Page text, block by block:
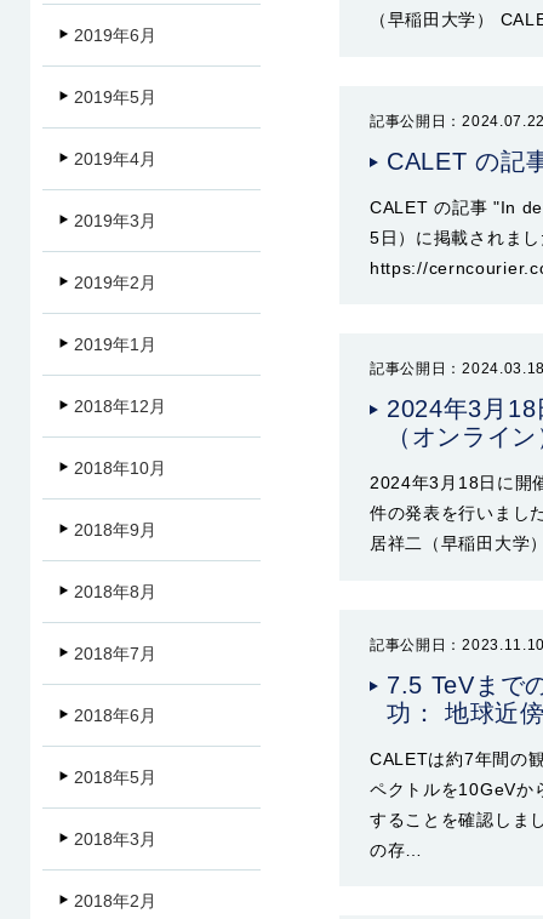
（早稲田大学）
記事公開日：
CALET の記
CALET の記事 "In
5日）に掲載されま
https://
記事公開日：
2024年3月
（オンライ
2024年3月18日に開
件の発表を行いまし
居祥二（早稲田大学
記事公開日：
7.5 TeVまで
功： 地球近
CALETは約7年間の
ペクトルを10GeVか
することを確認しま
の存…
2019年6月
2019年5月
2019年4月
2019年3月
2019年2月
2019年1月
2018年12月
2018年10月
2018年9月
2018年8月
2018年7月
2018年6月
2018年5月
2018年3月
2018年2月